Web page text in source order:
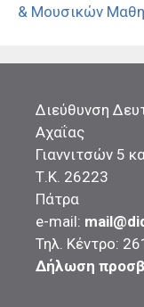
& Μουσικών
Διεύθυνση
Αχαΐας
Γιαννιτσών 5
Τ.Κ. 26223
Πάτρα
e-mail:
Τηλ. Κέντρο:
Δήλωση